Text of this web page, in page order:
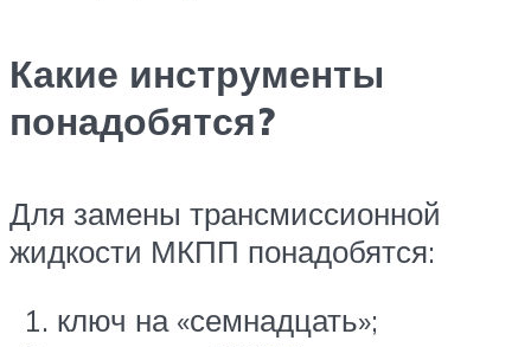
Какие инструменты
понадобятся?
Для замены трансмиссионной
жидкости МКПП понадобятся:
ключ на «семнадцать»;